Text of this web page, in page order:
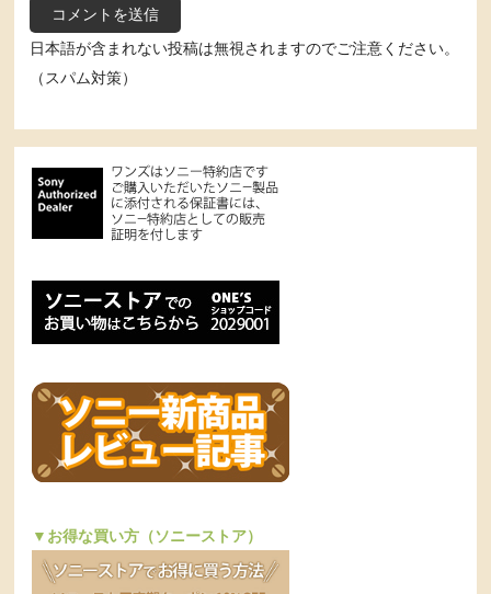
日本語が含まれない投稿は無視されますのでご注意ください。
（スパム対策）
▼お得な買い方（ソニーストア）